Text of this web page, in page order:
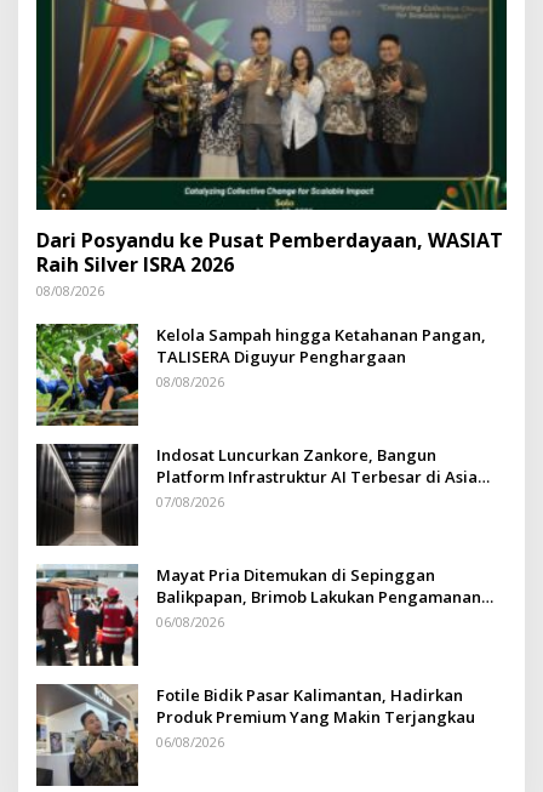
Dari Posyandu ke Pusat Pemberdayaan, WASIAT
Raih Silver ISRA 2026
08/08/2026
Kelola Sampah hingga Ketahanan Pangan,
TALISERA Diguyur Penghargaan
08/08/2026
Indosat Luncurkan Zankore, Bangun
Platform Infrastruktur AI Terbesar di Asia
Tenggara
07/08/2026
Mayat Pria Ditemukan di Sepinggan
Balikpapan, Brimob Lakukan Pengamanan
TKP
06/08/2026
Fotile Bidik Pasar Kalimantan, Hadirkan
Produk Premium Yang Makin Terjangkau
06/08/2026